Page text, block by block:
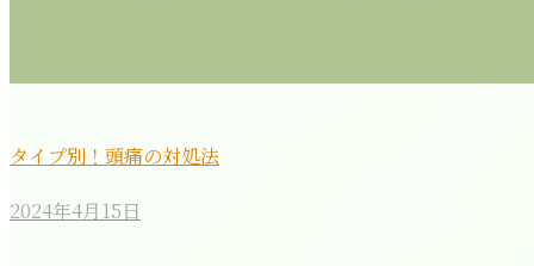
タイプ別！頭痛の対処法
2024年4月15日